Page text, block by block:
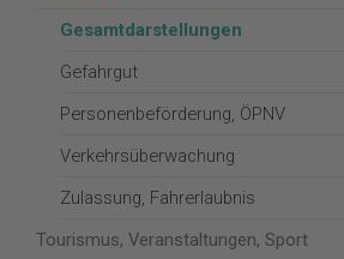
Gesamtdarstellungen
Gefahrgut
Personenbeförderung, ÖPNV
Verkehrsüberwachung
Zulassung, Fahrerlaubnis
Tourismus, Veranstaltungen, Sport